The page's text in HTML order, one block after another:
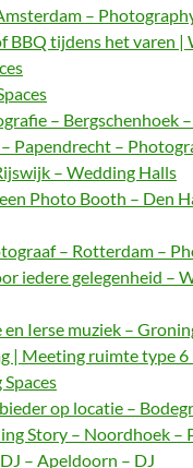
–
BBQ tijdens het varen |
– Bergschenhoek
Papendrecht –
– Wedding Halls
Photo Booth – Den
– Rotterdam –
iedere gelegenheid –
en Ierse muziek –
| Meeting ruimte type
op locatie –
Story – Noordhoek –
– Apeldoorn – DJ